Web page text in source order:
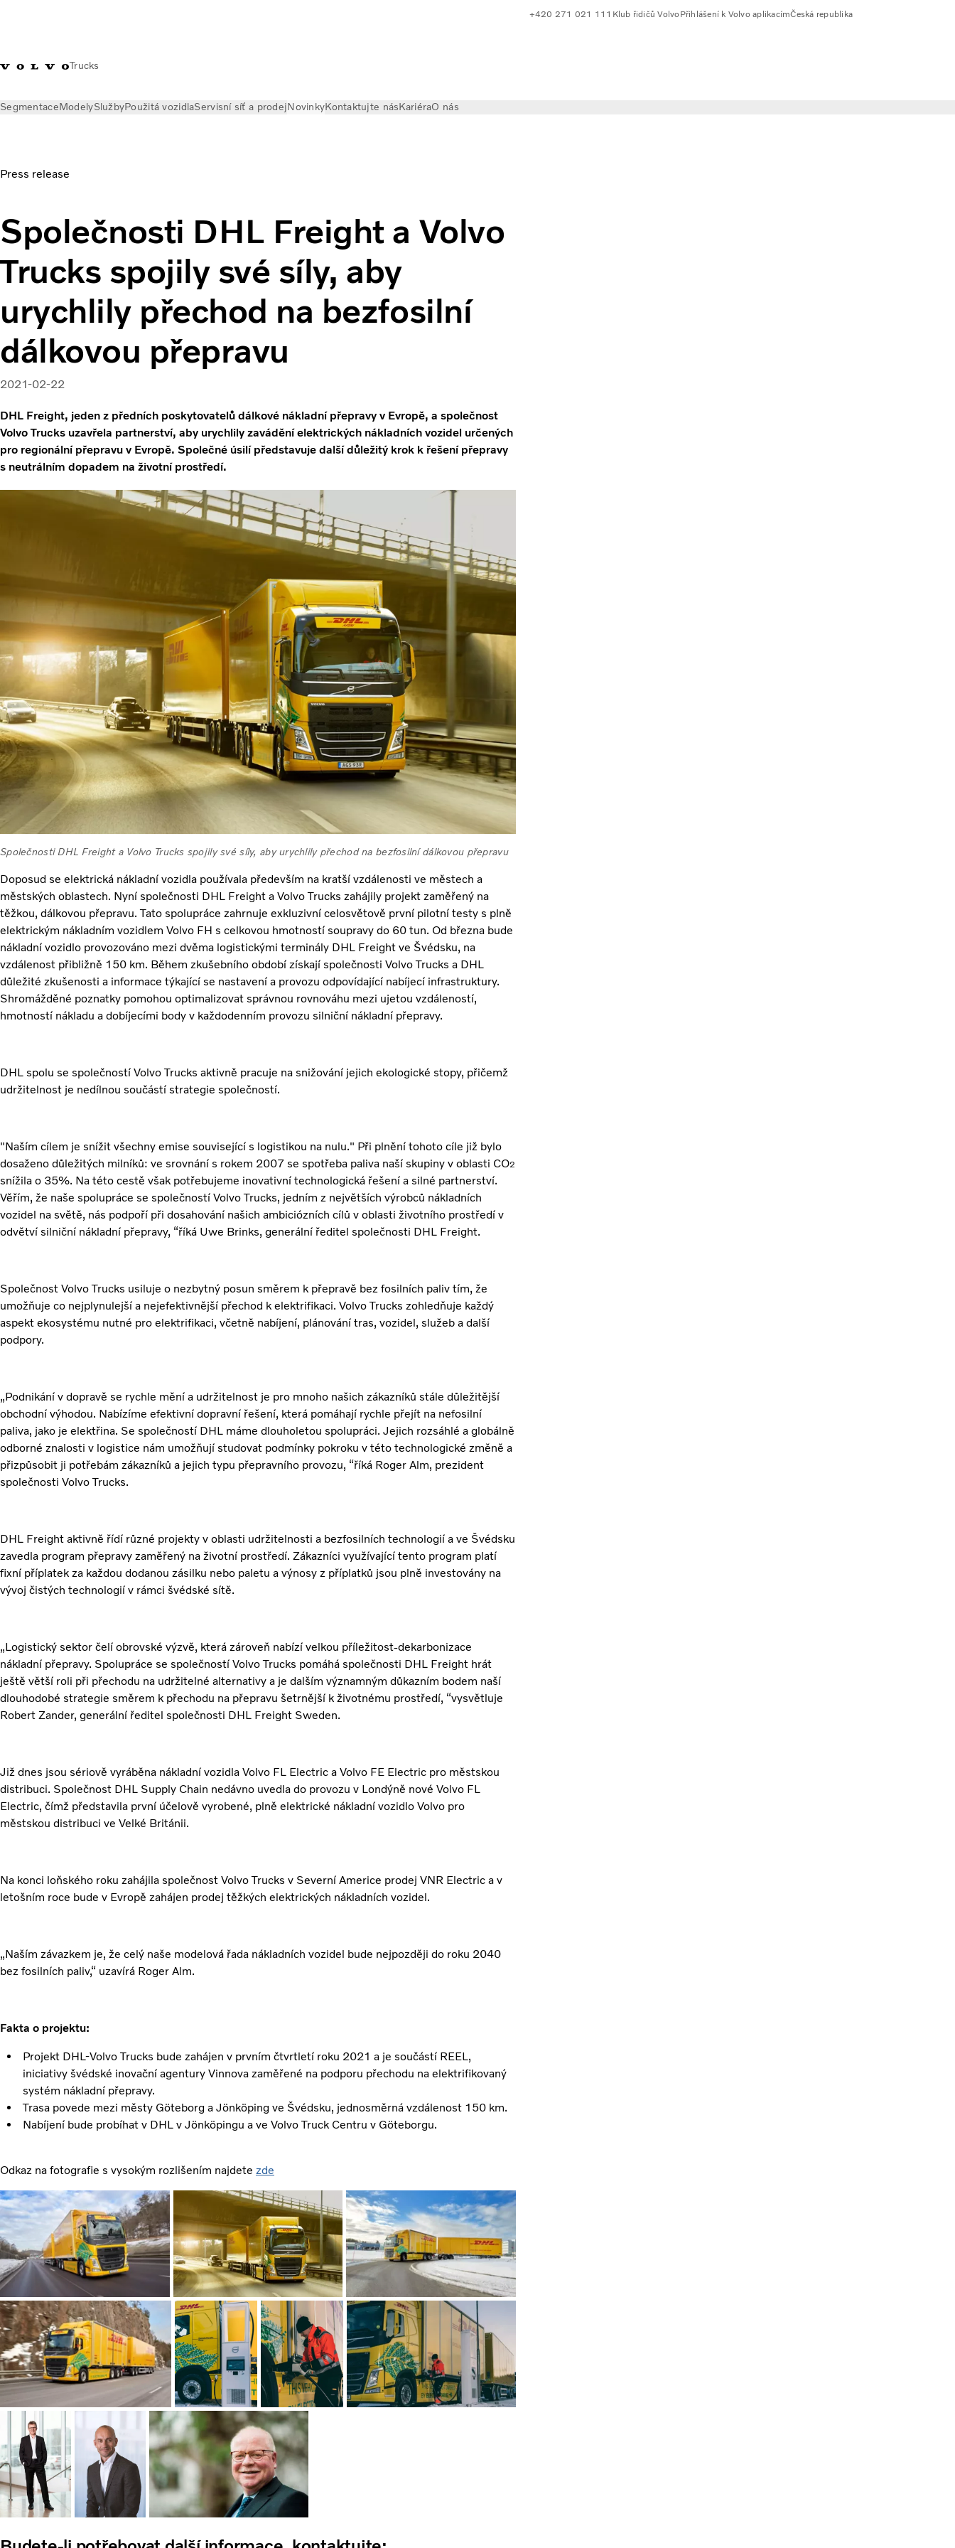
Trucks
+420 271 021 111 Klub řidičů VolvoPřihlášení k Volvo aplikacímČeská republika
SegmentaceModelySlužbyPoužitá vozidlaServisní síť a prodejNovinkyKontaktujte násKariéraO nás
Press release
Společnosti DHL Freight a Volvo
Trucks spojily své síly, aby
urychlily přechod na bezfosilní
dálkovou přepravu
2021-02-22
DHL Freight, jeden z předních poskytovatelů dálkové nákladní přepravy v Evropě, a společnost
Volvo Trucks uzavřela partnerství, aby urychlily zavádění elektrických nákladních vozidel určených
pro regionální přepravu v Evropě. Společné úsilí představuje další důležitý krok k řešení přepravy
s neutrálním dopadem na životní prostředí.
Společnosti DHL Freight a Volvo Trucks spojily své síly, aby urychlily přechod na bezfosilní dálkovou přepravu
Doposud se elektrická nákladní vozidla používala především na kratší vzdálenosti ve městech a
městských oblastech. Nyní společnosti DHL Freight a Volvo Trucks zahájily projekt zaměřený na
těžkou, dálkovou přepravu. Tato spolupráce zahrnuje exkluzivní celosvětově první pilotní testy s plně
elektrickým nákladním vozidlem Volvo FH s celkovou hmotností soupravy do 60 tun. Od března bude
nákladní vozidlo provozováno mezi dvěma logistickými terminály DHL Freight ve Švédsku, na
vzdálenost přibližně 150 km. Během zkušebního období získají společnosti Volvo Trucks a DHL
důležité zkušenosti a informace týkající se nastavení a provozu odpovídající nabíjecí infrastruktury.
Shromážděné poznatky pomohou optimalizovat správnou rovnováhu mezi ujetou vzdáleností,
hmotností nákladu a dobíjecími body v každodenním provozu silniční nákladní přepravy.
DHL spolu se společností Volvo Trucks aktivně pracuje na snižování jejich ekologické stopy, přičemž
udržitelnost je nedílnou součástí strategie společností.
"Naším cílem je snížit všechny emise související s logistikou na nulu." Při plnění tohoto cíle již bylo
dosaženo důležitých milníků: ve srovnání s rokem 2007 se spotřeba paliva naší skupiny v oblasti CO2
snížila o 35%. Na této cestě však potřebujeme inovativní technologická řešení a silné partnerství.
Věřím, že naše spolupráce se společností Volvo Trucks, jedním z největších výrobců nákladních
vozidel na světě, nás podpoří při dosahování našich ambiciózních cílů v oblasti životního prostředí v
odvětví silniční nákladní přepravy, “říká Uwe Brinks, generální ředitel společnosti DHL Freight.
Společnost Volvo Trucks usiluje o nezbytný posun směrem k přepravě bez fosilních paliv tím, že
umožňuje co nejplynulejší a nejefektivnější přechod k elektrifikaci. Volvo Trucks zohledňuje každý
aspekt ekosystému nutné pro elektrifikaci, včetně nabíjení, plánování tras, vozidel, služeb a další
podpory.
„Podnikání v dopravě se rychle mění a udržitelnost je pro mnoho našich zákazníků stále důležitější
obchodní výhodou. Nabízíme efektivní dopravní řešení, která pomáhají rychle přejít na nefosilní
paliva, jako je elektřina. Se společností DHL máme dlouholetou spolupráci. Jejich rozsáhlé a globálně
odborné znalosti v logistice nám umožňují studovat podmínky pokroku v této technologické změně a
přizpůsobit ji potřebám zákazníků a jejich typu přepravního provozu, “říká Roger Alm, prezident
společnosti Volvo Trucks.
DHL Freight aktivně řídí různé projekty v oblasti udržitelnosti a bezfosilních technologií a ve Švédsku
zavedla program přepravy zaměřený na životní prostředí. Zákazníci využívající tento program platí
fixní příplatek za každou dodanou zásilku nebo paletu a výnosy z příplatků jsou plně investovány na
vývoj čistých technologií v rámci švédské sítě.
„Logistický sektor čelí obrovské výzvě, která zároveň nabízí velkou příležitost-dekarbonizace
nákladní přepravy. Spolupráce se společností Volvo Trucks pomáhá společnosti DHL Freight hrát
ještě větší roli při přechodu na udržitelné alternativy a je dalším významným důkazním bodem naší
dlouhodobé strategie směrem k přechodu na přepravu šetrnější k životnému prostředí, “vysvětluje
Robert Zander, generální ředitel společnosti DHL Freight Sweden.
Již dnes jsou sériově vyráběna nákladní vozidla Volvo FL Electric a Volvo FE Electric pro městskou
distribuci. Společnost DHL Supply Chain nedávno uvedla do provozu v Londýně nové Volvo FL
Electric, čímž představila první účelově vyrobené, plně elektrické nákladní vozidlo Volvo pro
městskou distribuci ve Velké Británii.
Na konci loňského roku zahájila společnost Volvo Trucks v Severní Americe prodej VNR Electric a v
letošním roce bude v Evropě zahájen prodej těžkých elektrických nákladních vozidel.
„Naším závazkem je, že celý naše modelová řada nákladních vozidel bude nejpozději do roku 2040
bez fosilních paliv,“ uzavírá Roger Alm.
Fakta o projektu:
Projekt DHL-Volvo Trucks bude zahájen v prvním čtvrtletí roku 2021 a je součástí REEL,
iniciativy švédské inovační agentury Vinnova zaměřené na podporu přechodu na elektrifikovaný
systém nákladní přepravy.
Trasa povede mezi městy Göteborg a Jönköping ve Švédsku, jednosměrná vzdálenost 150 km.
Nabíjení bude probíhat v DHL v Jönköpingu a ve Volvo Truck Centru v Göteborgu.
Odkaz na fotografie s vysokým rozlišením najdete zde